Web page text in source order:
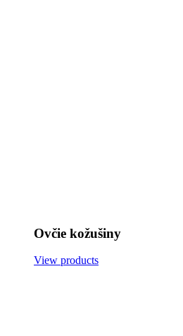
Ovčie kožušiny
View products